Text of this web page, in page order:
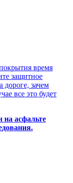
время
защитное
зачем
все это будет
на асфальте